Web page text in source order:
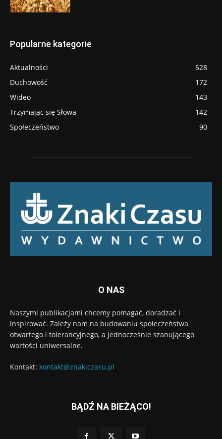
Popularne kategorie
Aktualności
528
Duchowość
172
Wideo
143
Trzymając się Słowa
142
Społeczeństwo
90
O NAS
Naszymi publikacjami chcemy pomagać, doradzać i
inspirować. Zależy nam na budowaniu społeczeństwa
otwartego i tolerancyjnego, a jednocześnie szanującego
wartości uniwersalne.
Kontakt: kontakt@znakiczasu.pl
BĄDŹ NA BIEŻĄCO!